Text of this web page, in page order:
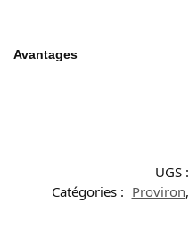
Avantages
UGS :
Catégories : Proviron,